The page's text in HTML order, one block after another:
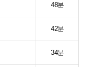
48분
42분
34분